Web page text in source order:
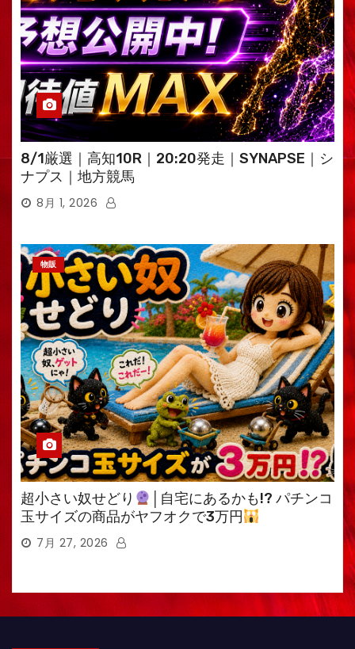
8/1厳選｜高知10R｜20:20発走｜SYNAPSE｜シ
ナプス｜地方競馬
8月 1, 2026
物販
超小さい奴せどり
│自宅にあるかも!? パチンコ
玉サイズの商品がヤフオクで3万円
7月 27, 2026